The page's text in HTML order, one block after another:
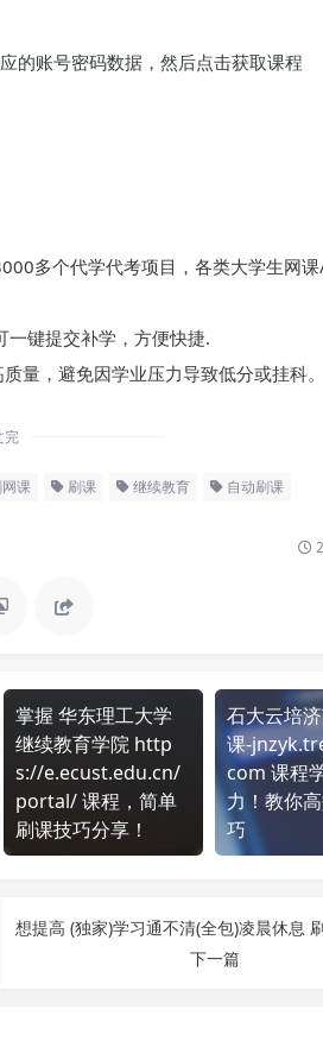
的账号密码数据，然后点击获取课程
多个代学代考项目，各类大学生网
一键提交补学，方便快捷.
量，避免因学业压力导致低分或挂科。
完
课 刷课 继续教育 自动刷课
掌握 华东理工大学
继续教育学院 http
s://e.ecust.edu.cn/
portal/ 课程，简单
刷课技巧分享！
石大云培
课-
com 课程
力！教你
巧
下一篇